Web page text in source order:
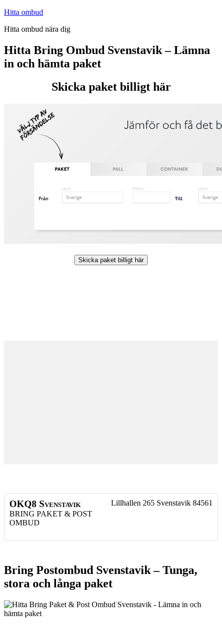
Hoppa
innehåll
Hitta ombud
Hitta ombud nära dig
Hitta Bring Ombud Svenstavik – Lämna
in och hämta paket
Skicka paket billigt här
Skicka paket billigt här
OKQ8 Svenstavik
BRING PAKET & POST
OMBUD
Lillhallen 265 Svenstavik 84561
Bring Postombud Svenstavik – Tunga,
stora och långa paket